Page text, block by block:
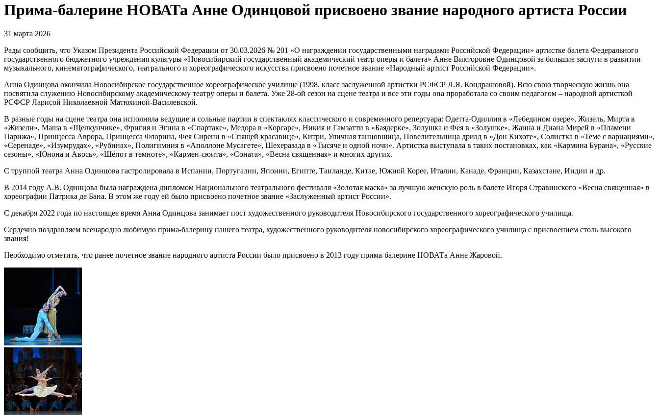
Прима-балерине НОВАТа Анне Одинцовой присвоено звание народного артиста России
31 марта 2026
Рады сообщить, что Указом Президента Российской Федерации от 30.03.2026 № 201 «О награждении государственными наградами Российской Федерации» артистке балета Федерального
государственного бюджетного учреждения культуры «Новосибирский государственный академический театр оперы и балета» Анне Викторовне Одинцовой за большие заслуги в развитии
музыкального, кинематографического, театрального и хореографического искусства присвоено почетное звание «Народный артист Российской Федерации».
Анна Одинцова окончила Новосибирское государственное хореографическое училище (1998, класс заслуженной артистки РСФСР Л.Я. Кондрашовой). Всю свою творческую жизнь она
посвятила служению Новосибирскому академическому театру оперы и балета. Уже 28-ой сезон на сцене театра и все эти годы она проработала со своим педагогом – народной артисткой
РСФСР Ларисой Николаевной Матюхиной-Василевской.
В разные годы на сцене театра она исполняла ведущие и сольные партии в спектаклях классического и современного репертуара: Одетта-Одиллия в «Лебедином озере», Жизель, Мирта в
«Жизели», Маша в «Щелкунчике», Фригия и Эгина в «Спартаке», Медора в «Корсаре», Никия и Гамзатти в «Баядерке», Золушка и Фея в «Золушке», Жанна и Диана Мирей в «Пламени
Парижа», Принцесса Аврора, Принцесса Флорина, Фея Сирени в «Спящей красавице», Китри, Уличная танцовщица, Повелительница дриад в «Дон Кихоте», Солистка в «Теме с вариациями»,
«Серенаде», «Изумрудах», «Рубинах», Полигимния в «Аполлоне Мусагете», Шехеразада в «Тысяче и одной ночи». Артистка выступала в таких постановках, как «Кармина Бурана», «Русские
сезоны», «Юнона и Авось», «Шёпот в темноте», «Кармен-сюита», «Соната», «Весна священная» и многих других.
С труппой театра Анна Одинцова гастролировала в Испании, Португалии, Японии, Египте, Таиланде, Китае, Южной Корее, Италии, Канаде, Франции, Казахстане, Индии и др.
В 2014 году А.В. Одинцова была награждена дипломом Национального театрального фестиваля «Золотая маска» за лучшую женскую роль в балете Игоря Стравинского «Весна священная» в
хореографии Патрика де Бана. В этом же году ей было присвоено почетное звание «Заслуженный артист России».
С декабря 2022 года по настоящее время Анна Одинцова занимает пост художественного руководителя Новосибирского государственного хореографического училища.
Сердечно поздравляем всенародно любимую прима-балерину нашего театра, художественного руководителя новосибирского хореографического училища с присвоением столь высокого
звания!
Необходимо отметить, что ранее почетное звание народного артиста России было присвоено в 2013 году прима-балерине НОВАТа Анне Жаровой.